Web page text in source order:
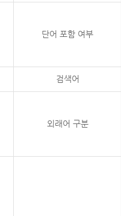
단어 포함 여부
검색어
외래어 구분